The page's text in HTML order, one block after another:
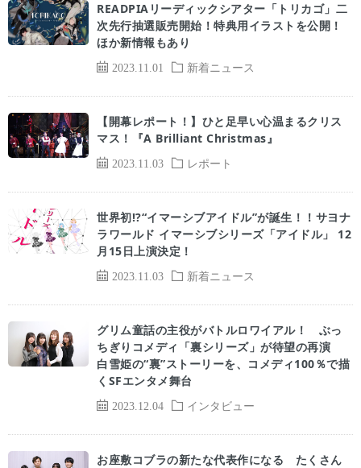
2023.11.01 新着ニュース
READPIAリーディックシアター「トリカゴ」二
次先行抽選販売開始！特典用イラストを公開！
ほか新情報もあり
2023.11.03 レポート
【開幕レポート！】ひと足早い心温まるクリス
マス！『A Brilliant Christmas』
2023.11.03 新着ニュース
世界初!?“イマーシブアイドル”が誕生！！サヨナ
ラワールド イマーシブシリーズ「アイドル」 12
月15日上演決定！
2023.12.04 インタビュー
グリム童話の主役がバトルロワイアル！ ぶっ
ちぎりコメディ「裏シリーズ」が待望の再演
白雪姫の“裏”ストーリーを、コメディ100％で描
くSFエンタメ舞台
お座敷コブラの新たな代表作になる たくさん